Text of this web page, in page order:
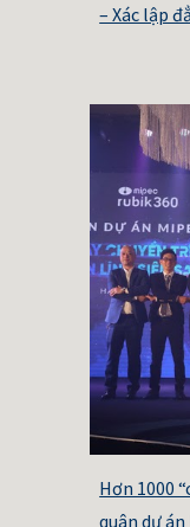
– Xác lập
Hơn 1000
quân dự